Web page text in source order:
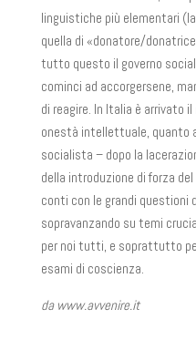
linguistiche più elementari
quella di «donatore/
tutto questo il governo
cominci ad accorgersene,
di reagire. In Italia è arrivato
onestà intellettuale, quanto
socialista – dopo la
della introduzione di forza
conti con le grandi questioni
sopravanzando su temi
per noi tutti, e soprattutto
esami di coscienza.
da www.avvenire.it